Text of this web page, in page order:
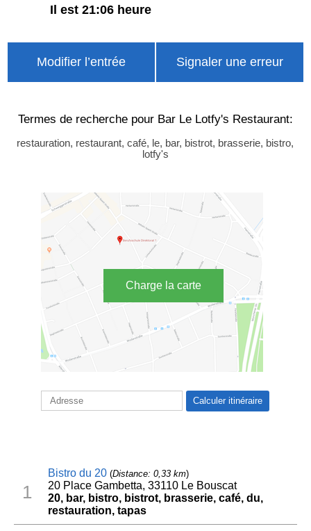
Il est 21:06 heure
Modifier l’entrée Signaler une erreur
Termes de recherche pour Bar Le Lotfy's Restaurant:
restauration, restaurant, café, le, bar, bistrot, brasserie, bistro,
lotfy's
Charge la carte
1
Bistro du 20(Distance: 0,33 km)
20 Place Gambetta, 33110 Le Bouscat
20, bar, bistro, bistrot, brasserie, café, du,
restauration, tapas